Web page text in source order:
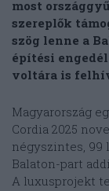
most
szereplők
szög lenne a
építési
voltára is
Magyarország
Cordia 2025
négyszintes, 99
Balaton-part
A luxusprojekt